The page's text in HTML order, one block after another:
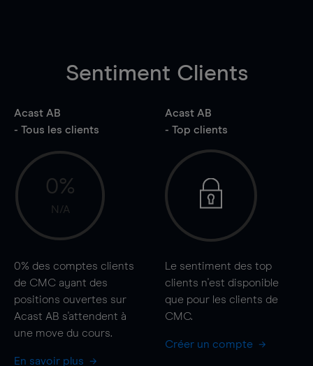
Sentiment Clients
Acast AB
- Tous les clients
0%
N/A
0% des comptes clients
de CMC ayant des
positions ouvertes sur
Acast AB s'attendent à
une move du cours.
En savoir plus
Acast AB
- Top clients
Le sentiment des top
clients n'est disponible
que pour les clients de
CMC.
Créer un compte